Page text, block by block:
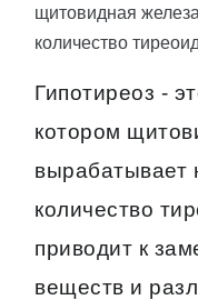
щитовидная
количество
Гипотиреоз -
котором
вырабатывает
количество
приводит к
веществ и